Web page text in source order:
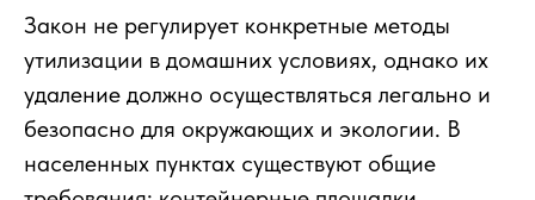
Закон не регулирует конкретные методы
утилизации в домашних условиях, однако их
удаление должно осуществляться легально и
безопасно для окружающих и экологии. В
населенных пунктах существуют общие